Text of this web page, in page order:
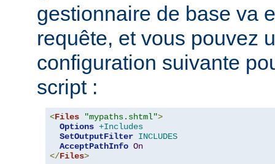
gestionnaire de base va
requête, et vous pouvez
configuration suivante
script :
<Files "mypaths.shtml">
Options +Includes
SetOutputFilter INCLUDES
AcceptPathInfo On
</Files>